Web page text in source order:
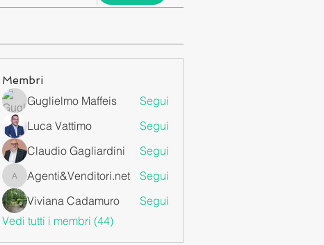
Membri
Guglielmo Maffeis
Segui
Luca Vattimo
Segui
Claudio Gagliardini
Segui
Agenti&Venditori.net
Agenti&Venditori.net
Segui
Viviana Cadamuro
Segui
Vedi tutti i membri (44)